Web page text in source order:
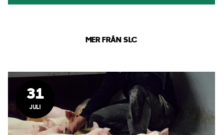
MER FRÅN SLC
31
JULI